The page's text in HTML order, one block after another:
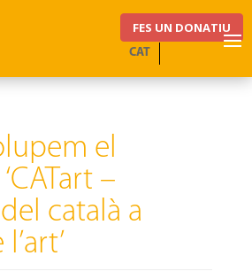
FES UN DONATIU
CAT
el
–
català a